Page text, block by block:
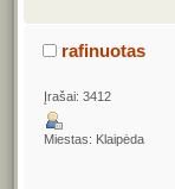
rafinuotas
Įrašai: 3412
Miestas: Klaipėda